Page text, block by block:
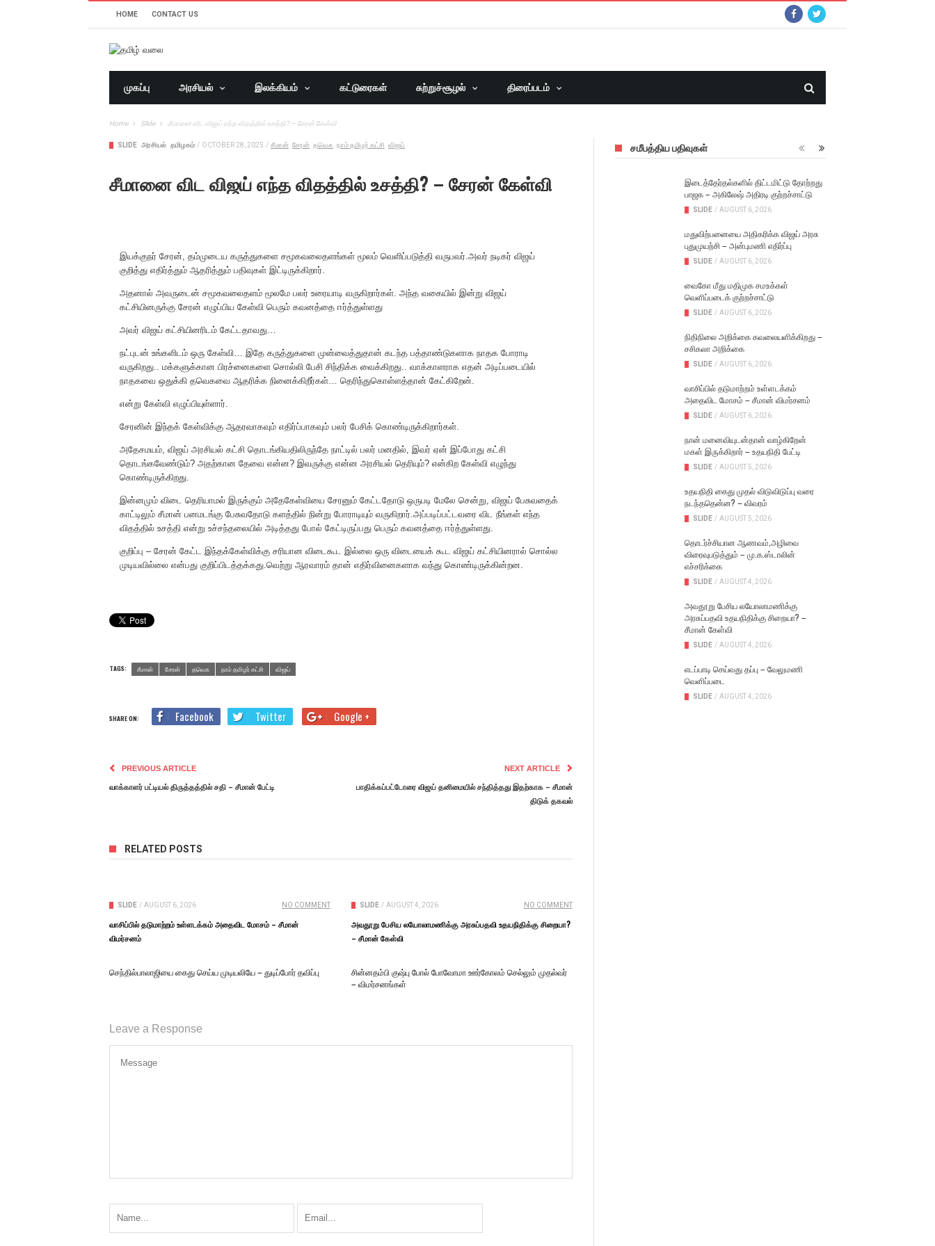
HOME CONTACT US
முகப்பு அரசியல் இலக்கியம் கட்டுரைகள் சுற்றுச்சூழல் திரைப்படம்
Home Slide சீமானை விட விஜய் எந்த விதத்தில் உசத்தி? – சேரன் கேள்வி
SLIDE அரசியல் தமிழகம் / OCTOBER 28, 2025 / சீமான் சேரன் தவெக நாம் தமிழர் கட்சி விஜய்
சீமானை விட விஜய் எந்த விதத்தில் உசத்தி? – சேரன் கேள்வி
இயக்குநர் சேரன், தம்முடைய கருத்துகளை சமூகவலைதளங்கள் மூலம் வெளிப்படுத்தி வருபவர்.அவர் நடிகர் விஜய்
குறித்து எதிர்த்தும் ஆதரித்தும் பதிவுகள் இட்டிருக்கிறார்.
அதனால் அவருடைன் சமூகவலைதளம் மூலமே பலர் உரையாடி வருகிறார்கள். அந்த வகையில் இன்று விஜய்
கட்சியினருக்கு சேரன் எழுப்பிய கேள்வி பெரும் கவனத்தை ஈர்த்துள்ளது
அவர் விஜய் கட்சியினரிடம் கேட்டதாவது…
நட்புடன் உங்களிடம் ஒரு கேள்வி… இதே கருத்துகளை முன்வைத்துதான் கடந்த பத்தாண்டுகளாக நாதக போராடி
வருகிறது.. மக்களுக்கான பிரச்னைகளை சொல்லி பேசி சிந்திக்க வைக்கிறது.. வாக்காளராக எதன் அடிப்படையில்
நாதகவை ஒதுக்கி தவெகவை ஆதரிக்க நினைக்கிறீர்கள்… தெரிந்துகொள்ளத்தான் கேட்கிறேன்.
என்று கேள்வி எழுப்பியுள்ளார்.
சேரனின் இந்தக் கேள்விக்கு ஆதரவாகவும் எதிர்ப்பாகவும் பலர் பேசிக் கொண்டிருக்கிறார்கள்.
அதேசமயம், விஜய் அரசியல் கட்சி தொடங்கியதிலிருந்தே நாட்டில் பலர் மனதில், இவர் ஏன் இப்போது கட்சி
தொடங்கவேண்டும்? அதற்கான தேவை என்ன? இவருக்கு என்ன அரசியல் தெரியும்? என்கிற கேள்வி எழுந்து
கொண்டிருக்கிறது.
இன்னமும் விடை தெரியாமல் இருக்கும் அதேகேள்வியை சேரனும் கேட்டதோடு ஒருபடி மேலே சென்று, விஜய் பேசுவதைக்
காட்டிலும் சீமான் பனமடங்கு பேசுவதோடு களத்தில் நின்று போராடியும் வருகிறார்.அப்படிப்பட்டவரை விட நீங்கள் எந்த
விதத்தில் உசத்தி என்று உச்சந்தலையில் அடித்தது போல் கேட்டிருப்பது பெரும் கவனத்தை ஈர்த்துள்ளது.
குறிப்பு – சேரன் கேட்ட இந்தக்கேள்விக்கு சரியான விடைகூட இல்லை ஒரு விடையைக் கூட விஜய் கட்சியினரால் சொல்ல
முடியவில்லை என்பது குறிப்பிடத்தக்கது.வெற்று ஆரவாரம் தான் எதிர்வினைகளாக வந்து கொண்டிருக்கின்றன.
TAGS: சீமான் சேரன் தவெக நாம் தமிழர் கட்சி விஜய்
SHARE ON: Facebook Twitter Google +
PREVIOUS ARTICLE
வாக்காளர் பட்டியல் திருத்தத்தில் சதி – சீமான் பேட்டி
NEXT ARTICLE
பாதிக்கப்பட்டோரை விஜய் தனிமையில் சந்தித்தது இதற்காக – சீமான்
திடுக் தகவல்
RELATED POSTS
SLIDE / AUGUST 6, 2026 NO COMMENT
வாசிப்பில் தடுமாற்றம் உள்ளடக்கம் அதைவிட மோசம் – சீமான்
விமர்சனம்
SLIDE / AUGUST 4, 2026 NO COMMENT
அவதூறு பேசிய லயோலாமணிக்கு அரசுப்பதவி உதயநிதிக்கு சிறையா?
– சீமான் கேள்வி
செந்தில்பாலாஜியை கைது செய்ய முடியலியே – துடிப்போர் தவிப்பு
சின்னதம்பி குஷ்பு போல் போவோமா ஊர்கோலம் செல்லும் முதல்வர்
– விமர்சனங்கள்
Leave a Response
சமீபத்திய பதிவுகள்
இடைத்தேர்தல்களில் திட்டமிட்டு தோற்றது
பாஜக – அகிலேஷ் அதிரடி குற்றச்சாட்டு
SLIDE / AUGUST 6, 2026
மதுவிற்பனையை அதிகரிக்க விஜய் அரசு
புதுமுயற்சி – அன்புமணி எதிர்ப்பு
SLIDE / AUGUST 6, 2026
வைகோ மீது மதிமுக சமஉக்கள்
வெளிப்படைக் குற்றச்சாட்டு
SLIDE / AUGUST 6, 2026
நிதிநிலை அறிக்கை கவலையளிக்கிறது –
சசிகலா அறிக்கை
SLIDE / AUGUST 6, 2026
வாசிப்பில் தடுமாற்றம் உள்ளடக்கம்
அதைவிட மோசம் – சீமான் விமர்சனம்
SLIDE / AUGUST 6, 2026
நான் மனைவியுடன்தான் வாழ்கிறேன்
மகள் இருக்கிறார் – உதயநிதி பேட்டி
SLIDE / AUGUST 5, 2026
உதயநிதி கைது முதல் விடுவிடுப்பு வரை
நடந்ததென்ன? – விவரம்
SLIDE / AUGUST 5, 2026
தொடர்ச்சியான ஆணவம்,அழிவை
விரைவுபடுத்தும் – மு.க.ஸ்டாலின்
எச்சரிக்கை
SLIDE / AUGUST 4, 2026
அவதூறு பேசிய லயோலாமணிக்கு
அரசுப்பதவி உதயநிதிக்கு சிறையா? –
சீமான் கேள்வி
SLIDE / AUGUST 4, 2026
எடப்பாடி செய்வது தப்பு – வேலுமணி
வெளிப்படை
SLIDE / AUGUST 4, 2026